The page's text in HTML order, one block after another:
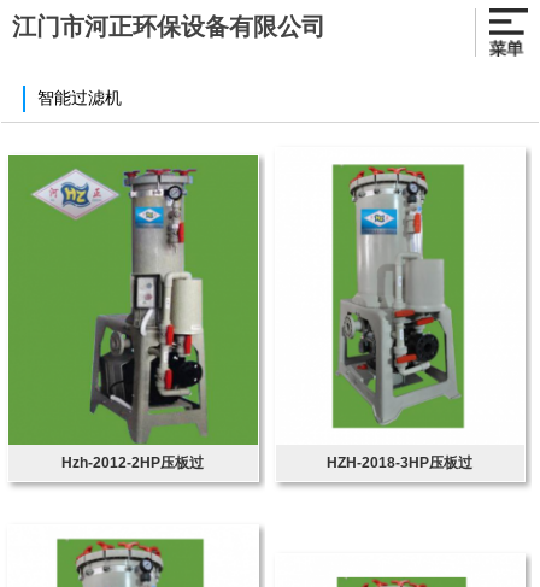
江门市河正环保设备有限公司
智能过滤机
Hzh-2012-2HP压板过 HZH-2018-3HP压板过